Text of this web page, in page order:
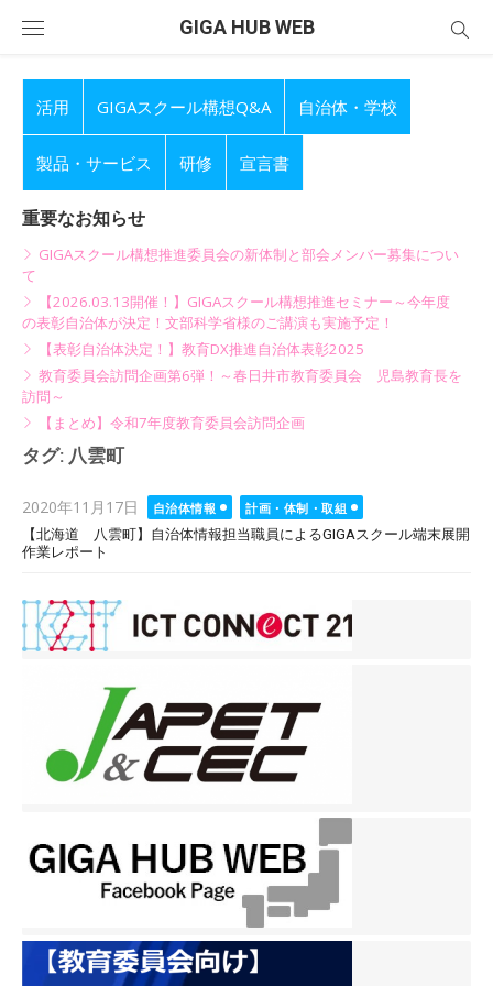
GIGA HUB WEB
活用 GIGAスクール構想Q&A 自治体・学校
製品・サービス 研修 宣言書
重要なお知らせ
GIGAスクール構想推進委員会の新体制と部会メンバー募集につい
て
【2026.03.13開催！】GIGAスクール構想推進セミナー～今年度
の表彰自治体が決定！文部科学省様のご講演も実施予定！
【表彰自治体決定！】教育DX推進自治体表彰2025
教育委員会訪問企画第6弾！～春日井市教育委員会 児島教育長を
訪問～
【まとめ】令和7年度教育委員会訪問企画
タグ: 八雲町
Posted
on
2020年11月17日 自治体情報
計画・体制・取組
【北海道 八雲町】自治体情報担当職員によるGIGAスクール端末展開
作業レポート